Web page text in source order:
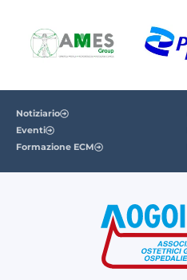
Notiziario
Eventi
Formazione ECM